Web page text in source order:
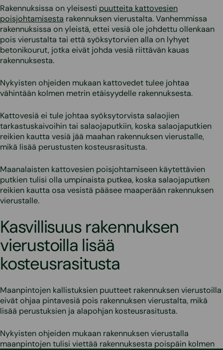
Rakennuksissa on yleisesti puutteita kattovesien
poisjohtamisesta rakennuksen vierustalta. Vanhemmissa
rakennuksissa on yleistä, ettei vesiä ole johdettu ollenkaan
pois vierustalta tai että syöksytorvien alla on lyhyet
betonikourut, jotka eivät johda vesiä riittävän kauas
rakennuksesta.
Nykyisten ohjeiden mukaan kattovedet tulee johtaa
vähintään kolmen metrin etäisyydelle rakennuksesta.
Kattovesiä ei tule johtaa syöksytorvista salaojien
tarkastuskaivoihin tai salaojaputkiin, koska salaojaputkien
reikien kautta vesiä jää maahan rakennuksen vierustalle,
mikä lisää perustusten kosteusrasitusta.
Maanalaisten kattovesien poisjohtamiseen käytettävien
putkien tulisi olla umpinaista putkea, koska salaojaputken
reikien kautta osa vesistä pääsee maaperään rakennuksen
vierustalle.
Kasvillisuus rakennuksen
vierustoilla lisää
kosteusrasitusta
Maanpintojen kallistuksien puutteet rakennuksen vierustoilla
eivät ohjaa pintavesiä pois rakennuksen vierustalta, mikä
lisää perustuksien ja alapohjan kosteusrasitusta.
Nykyisten ohjeiden mukaan rakennuksen vierustalla
maanpintojen tulisi viettää rakennuksesta poispäin kolmen